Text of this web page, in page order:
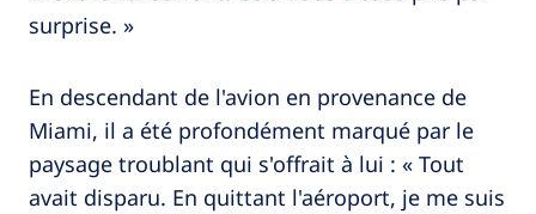
surprise. »
En descendant de l'avion en provenance de
Miami, il a été profondément marqué par le
paysage troublant qui s'offrait à lui : « Tout
avait disparu. En quittant l'aéroport, je me suis